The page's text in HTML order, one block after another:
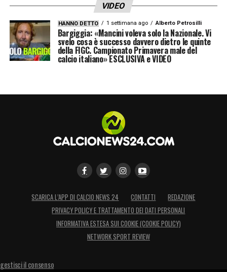
VIDEO
HANNO DETTO 1 settimana ago Alberto Petrosilli
Bargiggia: «Mancini voleva solo la Nazionale. Vi
svelo cosa è successo davvero dietro le quinte
della FIGC. Campionato Primavera male del
calcio italiano» ESCLUSIVA e VIDEO
SCARICA L’APP DI CALCIO NEWS 24 CONTATTI
REDAZIONE
PRIVACY POLICY E TRATTAMENTO DEI DATI PERSONALI
INFORMATIVA ESTESA SUI COOKIE (COOKIE POLICY)
NETWORK SPORT REVIEW
gestisci il consenso